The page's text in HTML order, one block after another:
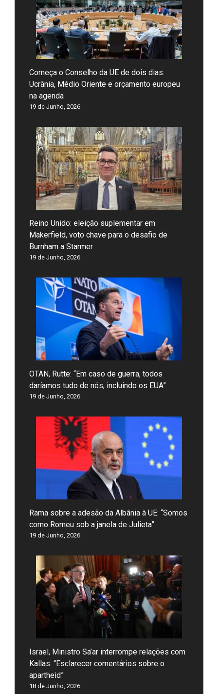
Começa o Conselho da UE de dois dias:
Ucrânia, Médio Oriente e orçamento europeu
na agenda
19 de Junho, 2026
Reino Unido: eleição suplementar em
Makerfield, voto chave para o desafio de
Burnham a Starmer
19 de Junho, 2026
OTAN, Rutte: “Em caso de guerra, todos
daríamos tudo de nós, incluindo os EUA”
19 de Junho, 2026
Rama sobre a adesão da Albânia à UE: “Somos
como Romeu sob a janela de Julieta”
19 de Junho, 2026
Israel, Ministro Sa’ar interrompe relações com
Kallas: “Esclarecer comentários sobre o
apartheid”
18 de Junho, 2026